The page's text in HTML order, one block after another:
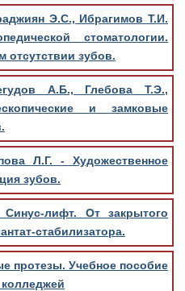
Э.С., Ибрагимов Т.И.
стоматологии.
отсутствии зубов.
А.Б., Глебова Т.Э.,
и замковые
Л.Г. - Художественное
зубов.
лифт. От закрытого
стабилизатора.
протезы. Учебное пособие